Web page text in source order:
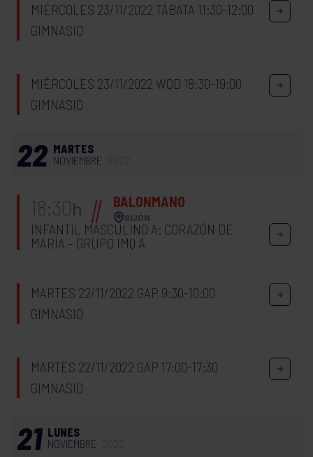
MIÉRCOLES 23/11/2022 TÁBATA 11:30-12:00
GIMNASIO
MIÉRCOLES 23/11/2022 WOD 18:30-19:00
GIMNASIO
22 MARTES
NOVIEMBRE
18:30h BALONMANO
GIJÓN
INFANTIL MASCULINO A: CORAZÓN DE
MARÍA – GRUPO IMQ A
MARTES 22/11/2022 GAP 9:30-10:00
GIMNASIO
MARTES 22/11/2022 GAP 17:00-17:30
GIMNASIO
21 LUNES
NOVIEMBRE